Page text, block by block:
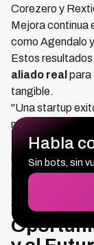
Corezero y
Mejora continua
como Agendalo
Estos
aliado real para
tangible.
"Una startup
mejora vidas con
Las startups
impacto social y
recuerda que
abre puertas
vidas que to ca.
Habla
Sin bots, sin